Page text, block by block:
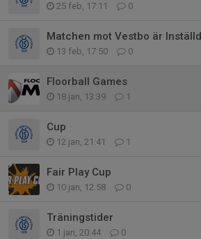
25 feb, 17:11 0
Matchen mot Vestbo är Inställd
13 feb, 17:50 0
Floorball Games
18 jan, 13:39 1
Cup
12 jan, 21:41 1
Fair Play Cup
10 jan, 12:58 0
Träningstider
1 jan, 20:44 0